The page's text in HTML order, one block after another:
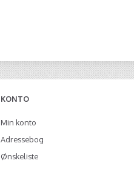
KONTO
Min konto
Adressebog
Ønskeliste